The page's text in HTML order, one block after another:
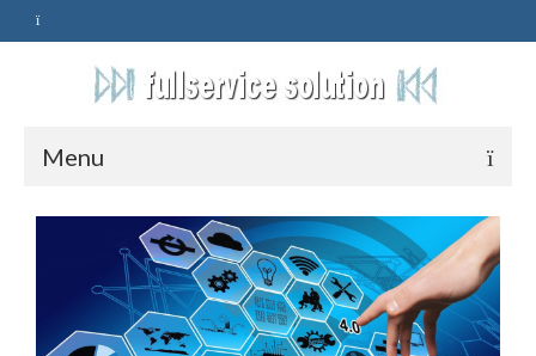
Menu
HOME
ASSISTENZA